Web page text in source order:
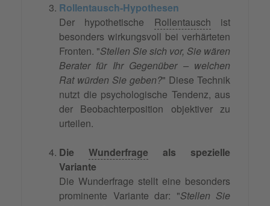
Rollentausch-Hypothesen
Der hypothetische Rollentausch ist
besonders wirkungsvoll bei verhärteten
Fronten. "Stellen Sie sich vor, Sie wären
Berater für Ihr Gegenüber – welchen
Rat würden Sie geben?" Diese Technik
nutzt die psychologische Tendenz, aus
der Beobachterposition objektiver zu
urteilen.
Die Wunderfrage als spezielle
Variante
Die Wunderfrage stellt eine besonders
prominente Variante dar: "Stellen Sie